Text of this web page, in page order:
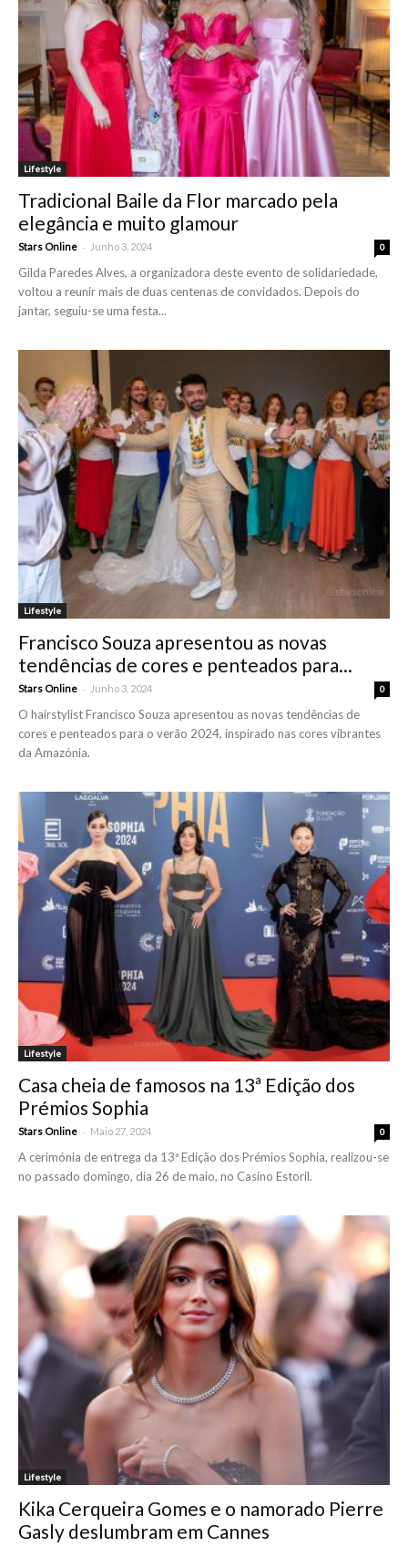
Lifestyle
Tradicional Baile da Flor marcado pela
elegância e muito glamour
Stars Online - Junho 3, 2024 0
Gilda Paredes Alves, a organizadora deste evento de solidariedade,
voltou a reunir mais de duas centenas de convidados. Depois do
jantar, seguiu-se uma festa...
Lifestyle
Francisco Souza apresentou as novas
tendências de cores e penteados para...
Stars Online - Junho 3, 2024 0
O hairstylist Francisco Souza apresentou as novas tendências de
cores e penteados para o verão 2024, inspirado nas cores vibrantes
da Amazónia.
Lifestyle
Casa cheia de famosos na 13ª Edição dos
Prémios Sophia
Stars Online - Maio 27, 2024 0
A cerimónia de entrega da 13ª Edição dos Prémios Sophia, realizou-se
no passado domingo, dia 26 de maio, no Casino Estoril.
Lifestyle
Kika Cerqueira Gomes e o namorado Pierre
Gasly deslumbram em Cannes